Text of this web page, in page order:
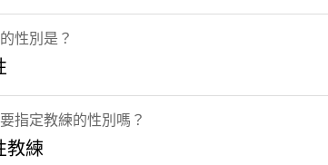
性別是？
指定教練的性別嗎？
教練